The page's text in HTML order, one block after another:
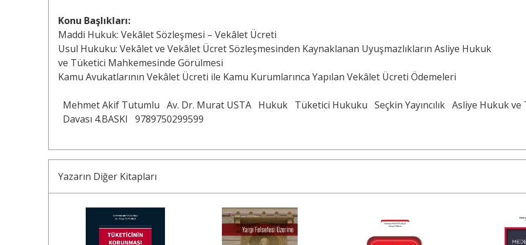
Konu Başlıkları:
Maddi Hukuk: Vekâlet Sözleşmesi – Vekâlet Ücreti
Usul Hukuku: Vekâlet ve Vekâlet Ücret Sözleşmesinden Kaynaklanan Uyuşmazlıkların Asliye Hukuk
ve Tüketici Mahkemesinde Görülmesi
Kamu Avukatlarının Vekâlet Ücreti ile Kamu Kurumlarınca Yapılan Vekâlet Ücreti Ödemeleri
Mehmet Akif Tutumlu Av. Dr. Murat USTA Hukuk Tüketici Hukuku Seçkin Yayıncılık Asliye Hukuk
Davası 4.BASKI
9789750299599
Yazarın Diğer Kitapları